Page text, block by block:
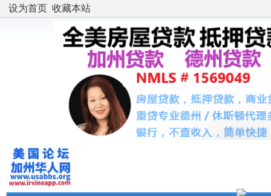
设为首页 收藏本站